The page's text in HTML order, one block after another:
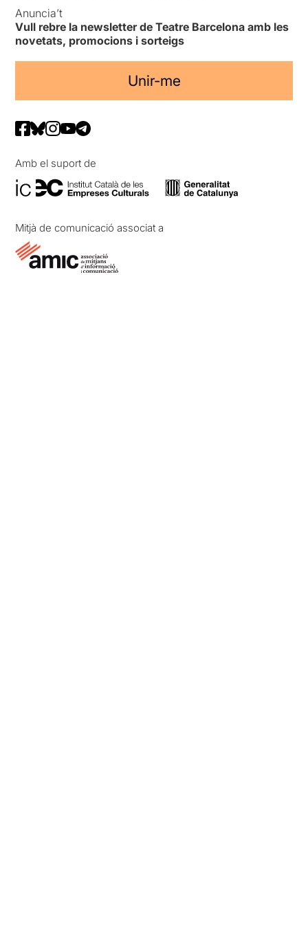
Anuncia’t
Vull rebre la newsletter de Teatre Barcelona amb les
novetats, promocions i sorteigs
Unir-me
Amb el suport de
Mitjà de comunicació associat a